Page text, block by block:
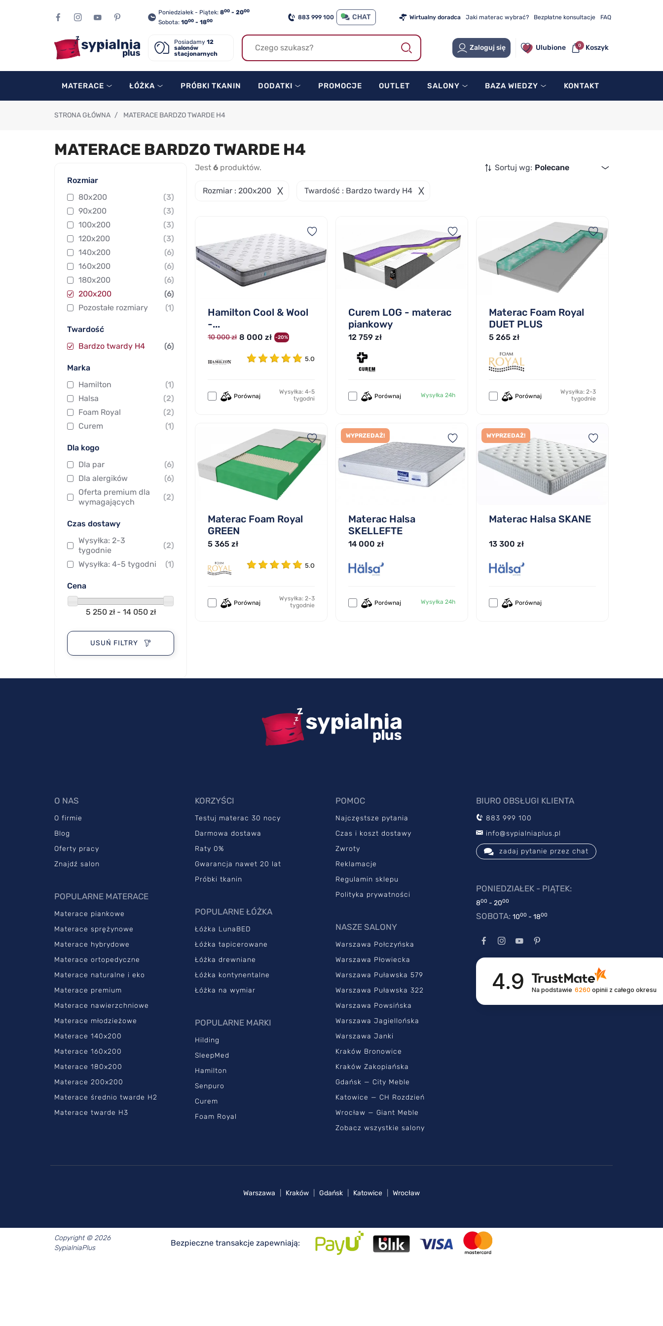
Poniedziałek - Piątek: 800 - 2000
Sobota: 1000 - 1800 883 999 100 CHAT Wirtualny doradca Jaki materac wybrać? Bezpłatne konsultacje FAQ
Posiadamy 12
salonów
stacjonarnych
Zaloguj się Ulubione Koszyk
0
MATERACE ŁÓŻKA PRÓBKI TKANIN DODATKI PROMOCJE OUTLET SALONY BAZA WIEDZY KONTAKT
STRONA GŁÓWNA / MATERACE BARDZO TWARDE H4
MATERACE BARDZO TWARDE H4
Rozmiar
80x200
(3)
90x200
(3)
100x200
(3)
120x200
(3)
140x200
(6)
160x200
(6)
180x200
(6)
200x200
(6)
Pozostałe rozmiary
(1)
Twardość
Bardzo twardy H4
(6)
Marka
Hamilton
(1)
Halsa
(2)
Foam Royal
(2)
Curem
(1)
Dla kogo
Dla par
(6)
Dla alergików
(6)
Oferta premium dla
wymagających
(2)
Czas dostawy
Wysyłka: 2-3
tygodnie
(2)
Wysyłka: 4-5 tygodni
(1)
Cena
5 250 zł - 14 050 zł
USUŃ FILTRY
Jest 6 produktów. Sortuj wg: Polecane
Rozmiar : 200x200 Twardość : Bardzo twardy H4
Hamilton Cool & Wool
-...
10 000 zł 8 000 zł -20%
5.0
Porównaj
Wysyłka: 4-5
tygodni
Curem LOG - materac
piankowy
12 759 zł
Porównaj Wysyłka 24h
Materac Foam Royal
DUET PLUS
5 265 zł
Porównaj
Wysyłka: 2-3
tygodnie
Materac Foam Royal
GREEN
5 365 zł
5.0
Porównaj
Wysyłka: 2-3
tygodnie
Materac Halsa
SKELLEFTE
14 000 zł
WYPRZEDAŻ!
Porównaj Wysyłka 24h
Materac Halsa SKANE
13 300 zł
WYPRZEDAŻ!
Porównaj
O NAS
O firmie
Blog
Oferty pracy
Znajdź salon
POPULARNE MATERACE
Materace piankowe
Materace sprężynowe
Materace hybrydowe
Materace ortopedyczne
Materace naturalne i eko
Materace premium
Materace nawierzchniowe
Materace młodzieżowe
Materace 140x200
Materace 160x200
Materace 180x200
Materace 200x200
Materace średnio twarde H2
Materace twarde H3
KORZYŚCI
Testuj materac 30 nocy
Darmowa dostawa
Raty 0%
Gwarancja nawet 20 lat
Próbki tkanin
POPULARNE ŁÓŻKA
Łóżka LunaBED
Łóżka tapicerowane
Łóżka drewniane
Łóżka kontynentalne
Łóżka na wymiar
POPULARNE MARKI
Hilding
SleepMed
Hamilton
Senpuro
Curem
Foam Royal
POMOC
Najczęstsze pytania
Czas i koszt dostawy
Zwroty
Reklamacje
Regulamin sklepu
Polityka prywatności
NASZE SALONY
Warszawa Połczyńska
Warszawa Płowiecka
Warszawa Puławska 579
Warszawa Puławska 322
Warszawa Powsińska
Warszawa Jagiellońska
Warszawa Janki
Kraków Bronowice
Kraków Zakopiańska
Gdańsk — City Meble
Katowice — CH Rozdzień
Wrocław — Giant Meble
Zobacz wszystkie salony
BIURO OBSŁUGI KLIENTA
883 999 100
info@sypialniaplus.pl
zadaj pytanie przez chat
PONIEDZIAŁEK - PIĄTEK:
800 - 2000
SOBOTA: 1000 - 1800
4.9 Na podstawie 6260 opinii z całego okresu
Warszawa Kraków Gdańsk Katowice Wrocław
Bezpieczne transakcje zapewniają:
Copyright © 2026
SypialniaPlus